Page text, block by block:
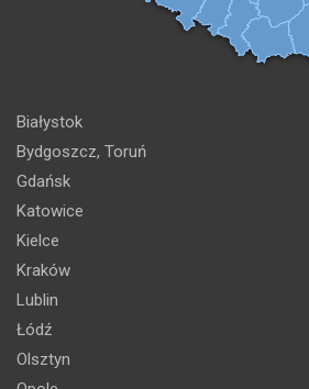
Białystok
Bydgoszcz, Toruń
Gdańsk
Katowice
Kielce
Kraków
Lublin
Łódź
Olsztyn